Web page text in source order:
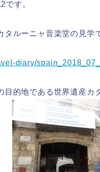
です。
ルーニャ音楽堂の見学
diary/
目的地である世界遺産カ